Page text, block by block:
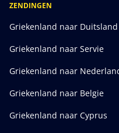
ZENDINGEN
Griekenland naar Duitsland
Griekenland naar Servie
Griekenland naar
Griekenland naar Belgie
Griekenland naar Cyprus